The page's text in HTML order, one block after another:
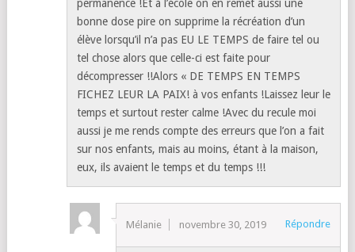
permanence !Et à l’école on en remet aussi une
bonne dose pire on supprime la récréation d’un
élève lorsqu’il n’a pas EU LE TEMPS de faire tel ou
tel chose alors que celle-ci est faite pour
décompresser !!Alors « DE TEMPS EN TEMPS
FICHEZ LEUR LA PAIX! à vos enfants !Laissez leur le
temps et surtout rester calme !Avec du recule moi
aussi je me rends compte des erreurs que l’on a fait
sur nos enfants, mais au moins, étant à la maison,
eux, ils avaient le temps et du temps !!!
Mélanie novembre 30, 2019 Répondre